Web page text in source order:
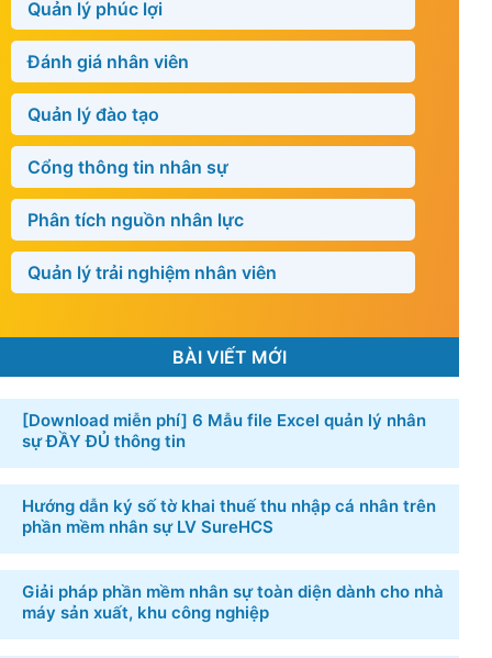
Quản lý phúc lợi
Đánh giá nhân viên
Quản lý đào tạo
Cổng thông tin nhân sự
Phân tích nguồn nhân lực
Quản lý trải nghiệm nhân viên
BÀI VIẾT MỚI
[Download miễn phí] 6 ​Mẫu file Excel quản lý nhân
sự​ ĐẦY ĐỦ thông tin
Hướng dẫn ký số tờ khai thuế thu nhập cá nhân trên
phần mềm nhân sự LV SureHCS
Giải pháp phần mềm nhân sự toàn diện dành cho nhà
máy sản xuất, khu công nghiệp